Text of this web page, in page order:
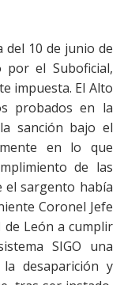
del 10 de junio de
por el Suboficial,
impuesta. El Alto
probados en la
sanción bajo el
en lo que
de las
el sargento había
Coronel Jefe
de León a cumplir
SIGO una
la desaparición y